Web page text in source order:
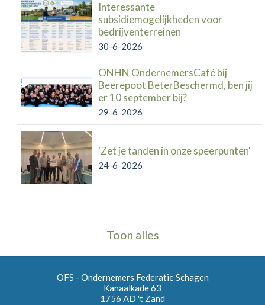
Interessante
subsidiemogelijkheden voor
bedrijventerreinen
30-6-2026
ONHN OndernemersCafé bij
Beerepoot BeterBeschermd, ben jij
er 10 september bij?
29-6-2026
'Zet je tanden in onze speerpunten'
24-6-2026
Toon alles
OFS - Ondernemers Federatie Schagen
Kanaalkade 63
1756 AD 't Zand